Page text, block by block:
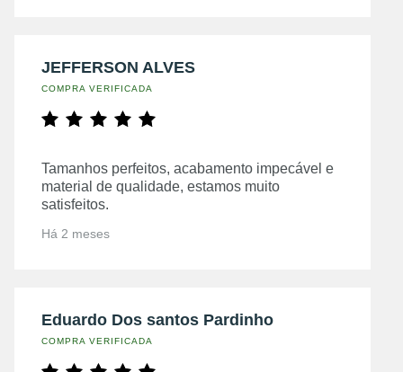
JEFFERSON ALVES
COMPRA VERIFICADA
Tamanhos perfeitos, acabamento impecável e
material de qualidade, estamos muito
satisfeitos.
Há 2 meses
Eduardo Dos santos Pardinho
COMPRA VERIFICADA